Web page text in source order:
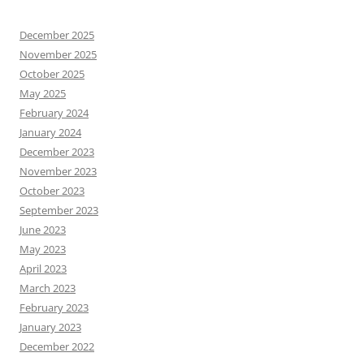
December 2025
November 2025
October 2025
May 2025
February 2024
January 2024
December 2023
November 2023
October 2023
September 2023
June 2023
May 2023
April 2023
March 2023
February 2023
January 2023
December 2022